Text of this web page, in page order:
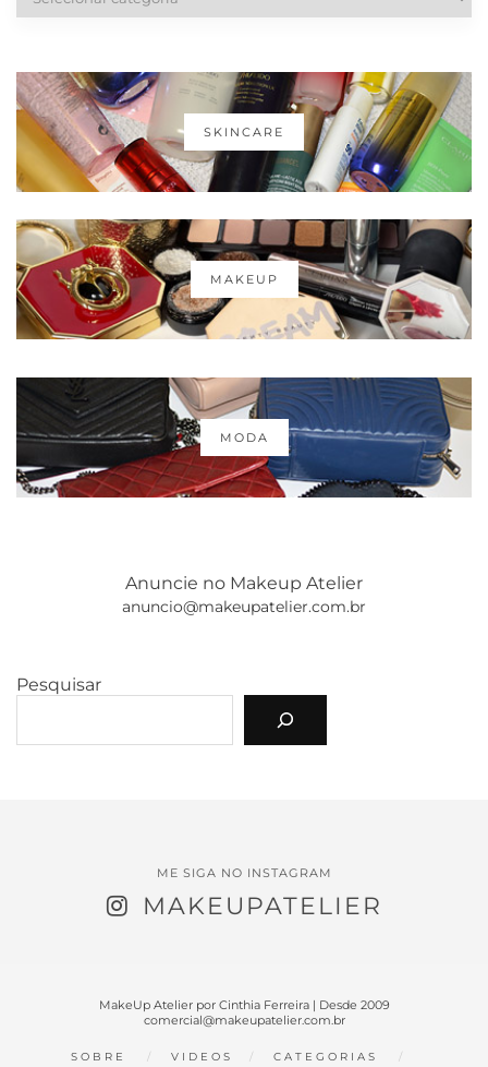
SKINCARE
MAKEUP
MODA
Anuncie no Makeup Atelier
anuncio@makeupatelier.com.br
Pesquisar
ME SIGA NO INSTAGRAM
MAKEUPATELIER
MakeUp Atelier por Cinthia Ferreira | Desde 2009
comercial@makeupatelier.com.br
SOBRE VIDEOS CATEGORIAS